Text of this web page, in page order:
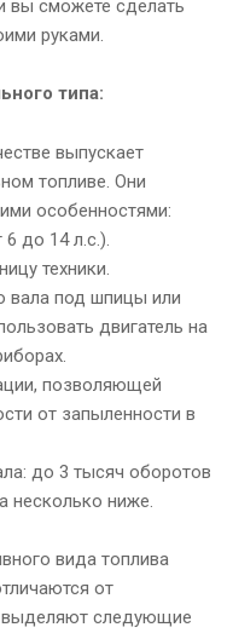
вы сможете сделать
руками.
типа:
выпускает
топливе. Они
особенностями:
до 14 л.с.).
техники.
вала под шпицы или
двигатель на
позволяющей
от запыленности в
до 3 тысяч оборотов
несколько ниже.
вида топлива
от
выделяют следующие